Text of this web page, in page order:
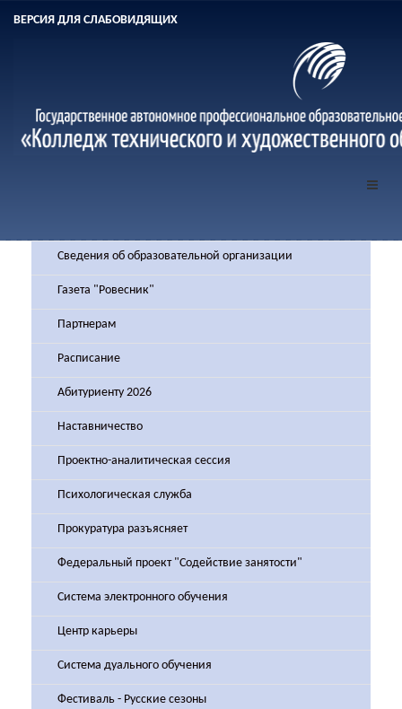
ВЕРСИЯ ДЛЯ СЛАБОВИДЯЩИХ
Сведения об образовательной организации
Газета "Ровесник"
Партнерам
Расписание
Абитуриенту 2026
Наставничество
Проектно-аналитическая сессия
Психологическая служба
Прокуратура разъясняет
Федеральный проект "Содействие занятости"
Система электронного обучения
Центр карьеры
Система дуального обучения
Фестиваль - Русские сезоны